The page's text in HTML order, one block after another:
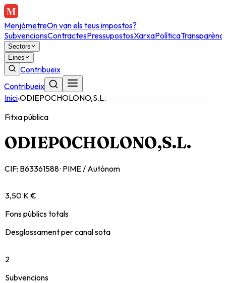
MenjòmetreOn van els teus impostos?
SubvencionsContractesPressupostosXarxaPolítica
Sectors
Eines
Contribueix
Contribueix
Inici›ODIEPOCHOLONO,S.L.
Fitxa pública
ODIEPOCHOLONO,S.L.
CIF: B63361588· PIME / Autònom
3,50 K €
Fons públics totals
Desglossament per canal sota
2
Subvencions